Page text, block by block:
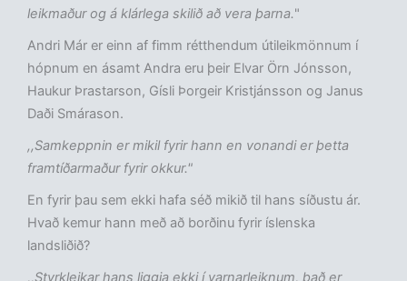
leikmaður og á klárlega skilið að vera þarna."
Andri Már er einn af fimm rétthendum útileikmönnum í
hópnum en ásamt Andra eru þeir Elvar Örn Jónsson,
Haukur Þrastarson, Gísli Þorgeir Kristjánsson og Janus
Daði Smárason.
,,Samkeppnin er mikil fyrir hann en vonandi er þetta
framtíðarmaður fyrir okkur."
En fyrir þau sem ekki hafa séð mikið til hans síðustu ár.
Hvað kemur hann með að borðinu fyrir íslenska
landsliðið?
,,Styrkleikar hans liggja ekki í varnarleiknum, það er